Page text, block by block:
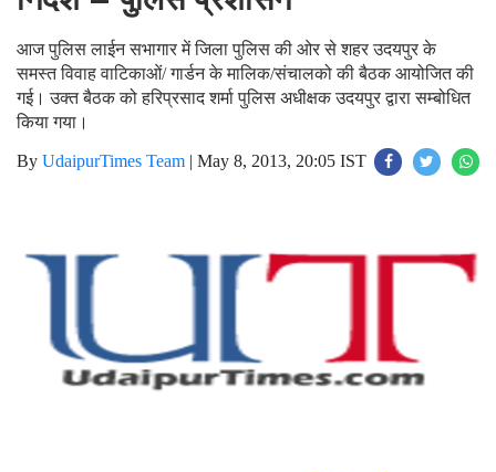
आज पुलिस लाईन सभागार में जिला पुलिस की ओर से शहर उदयपुर के
समस्त विवाह वाटिकाओं/ गार्डन के मालिक/संचालको की बैठक आयोजित की
गई। उक्त बैठक को हरिप्रसाद शर्मा पुलिस अधीक्षक उदयपुर द्वारा सम्बोधित
किया गया।
By UdaipurTimes Team | May 8, 2013, 20:05 IST